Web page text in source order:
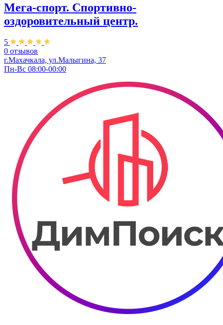
Мега-спорт. Спортивно-
оздоровительный центр.
5
0 отзывов
г.Махачкала, ул.Малыгина, 37
Пн-Вс 08:00-00:00